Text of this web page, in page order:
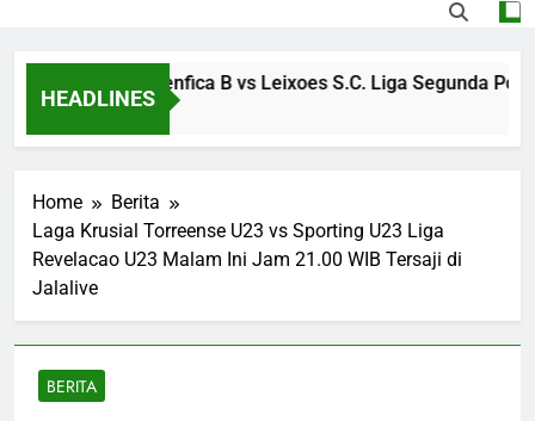
HEADLINES
S.L. Benfica B vs Leixoes S.C. Liga Segunda
Home
Berita
Laga Krusial Torreense U23 vs Sporting U23 Liga
Revelacao U23 Malam Ini Jam 21.00 WIB Tersaji di
Jalalive
BERITA